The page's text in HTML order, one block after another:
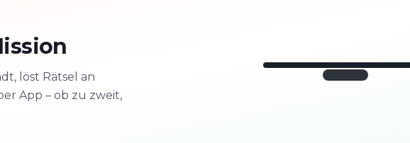
löst Rätsel an
App – ob zu zweit,